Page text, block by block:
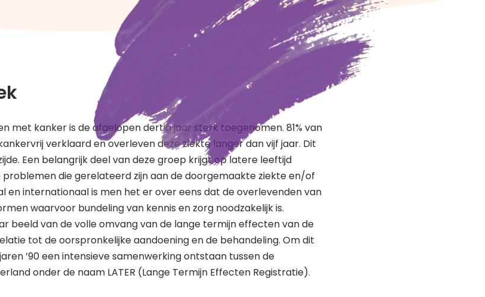
met kanker is de afgelopen dertig jaar sterk toegenomen. 81% van
verklaard en overleven deze ziekte langer dan vijf jaar. Dit
Een belangrijk deel van deze groep krijgt op latere leeftijd
die gerelateerd zijn aan de doorgemaakte ziekte en/of
en internationaal is men het er over eens dat de overlevenden van
waarvoor bundeling van kennis en zorg noodzakelijk is.
beeld van de volle omvang van de lange termijn effecten van de
tot de oorspronkelijke aandoening en de behandeling. Om dit
’90 een intensieve samenwerking ontstaan tussen de
onder de naam LATER (Lange Termijn Effecten Registratie).